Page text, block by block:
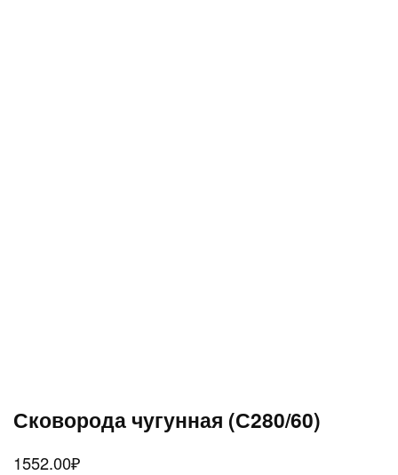
Сковорода чугунная (С280/60)
1552.00₽